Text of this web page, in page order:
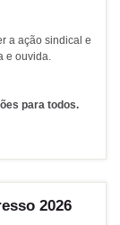
a ação sindical e
e ouvida.
para todos.
2026